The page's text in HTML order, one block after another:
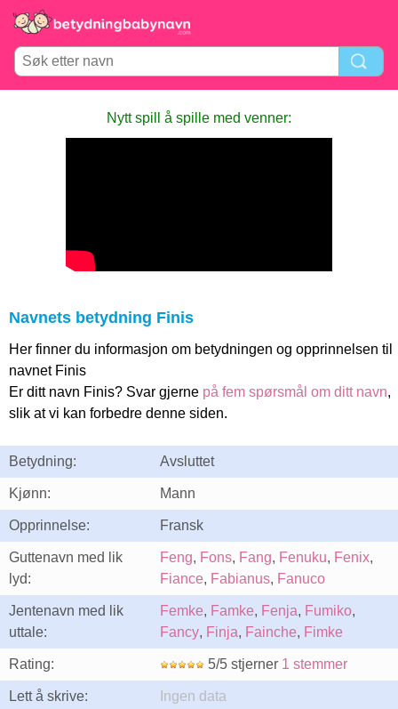
Nytt spill å spille med venner:
Navnets betydning Finis
Her finner du informasjon om betydningen og opprinnelsen til
navnet Finis
Er ditt navn Finis? Svar gjerne på fem spørsmål om ditt navn,
slik at vi kan forbedre denne siden.
Betydning: Avsluttet
Kjønn: Mann
Opprinnelse: Fransk
Guttenavn med lik
lyd:
Feng, Fons, Fang, Fenuku, Fenix,
Fiance, Fabianus, Fanuco
Jentenavn med lik
uttale:
Femke, Famke, Fenja, Fumiko,
Fancy, Finja, Fainche, Fimke
Rating: 5/5 stjerner 1 stemmer
Lett å skrive: Ingen data